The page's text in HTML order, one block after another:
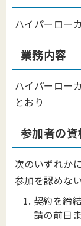
ハイパーロー
業務内容
ハイパーロー
とおり
参加者の
次のいずれか
参加を認めな
契約を締
請の前日